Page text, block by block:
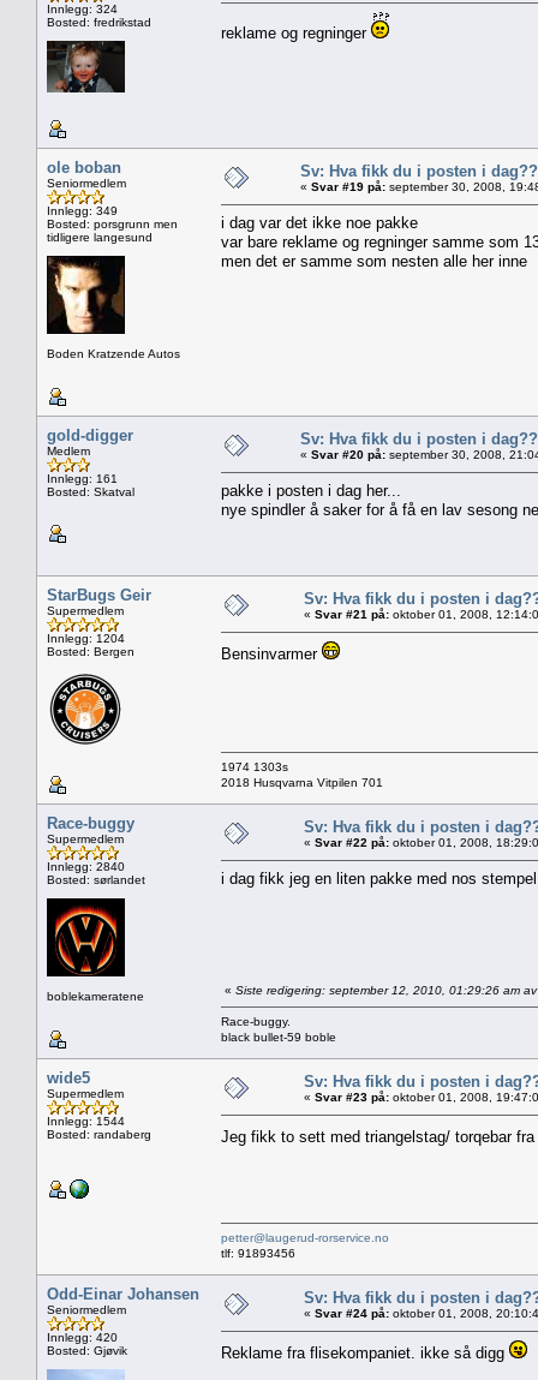
Innlegg: 324
Bosted: fredrikstad
reklame og regninger
ole boban
Seniormedlem
Innlegg: 349
Bosted: porsgrunn men
tidligere langesund
Boden Kratzende Autos
Sv: Hva fikk du i posten i dag??
« Svar #19 på: september 30, 2008,
i dag var det ikke noe pakke
var bare reklame og regninger samme som
men det er samme som nesten alle her inne
gold-digger
Medlem
Innlegg: 161
Bosted: Skatval
Sv: Hva fikk du i posten i dag??
« Svar #20 på: september 30, 2008,
pakke i posten i dag her...
nye spindler å saker for å få en lav sesong
StarBugs Geir
Supermedlem
Innlegg: 1204
Bosted: Bergen
Sv: Hva fikk du i posten i
« Svar #21 på: oktober 01, 2008,
Bensinvarmer
1974 1303s
2018 Husqvarna Vitpilen 701
Race-buggy
Supermedlem
Innlegg: 2840
Bosted: sørlandet
boblekameratene
Sv: Hva fikk du i posten i
« Svar #22 på: oktober 01, 2008,
i dag fikk jeg en liten pakke med nos
« Siste redigering: september 12, 2010, 01:29:26 am
Race-buggy.
black bullet-59 boble
wide5
Supermedlem
Innlegg: 1544
Bosted: randaberg
Sv: Hva fikk du i posten i
« Svar #23 på: oktober 01, 2008,
Jeg fikk to sett med triangelstag/ torqebar
petter@laugerud-rorservice.no
tlf: 91893456
Odd-Einar Johansen
Seniormedlem
Innlegg: 420
Bosted: Gjøvik
Sv: Hva fikk du i posten i
« Svar #24 på: oktober 01, 2008,
Reklame fra flisekompaniet. ikke så digg